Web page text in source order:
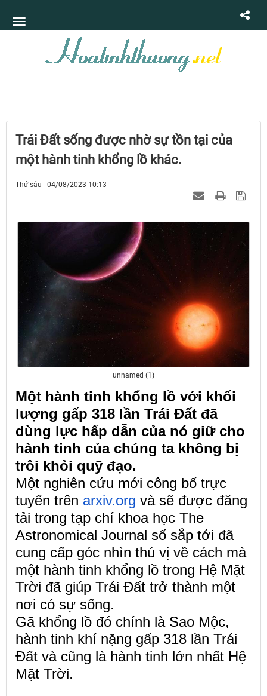
Trái Đất sống được nhờ sự tồn tại của
một hành tinh khổng lồ khác.
Thứ sáu - 04/08/2023 10:13
unnamed (1)
Một hành tinh khổng lồ với khối
lượng gấp 318 lần Trái Đất đã
dùng lực hấp dẫn của nó giữ cho
hành tinh của chúng ta không bị
trôi khỏi quỹ đạo.
Một nghiên cứu mới công bố trực
tuyến trên arxiv.org và sẽ được đăng
tải trong tạp chí khoa học The
Astronomical Journal số sắp tới đã
cung cấp góc nhìn thú vị về cách mà
một hành tinh khổng lồ trong Hệ Mặt
Trời đã giúp Trái Đất trở thành một
nơi có sự sống.
Gã khổng lồ đó chính là Sao Mộc,
hành tinh khí nặng gấp 318 lần Trái
Đất và cũng là hành tinh lớn nhất Hệ
Mặt Trời.